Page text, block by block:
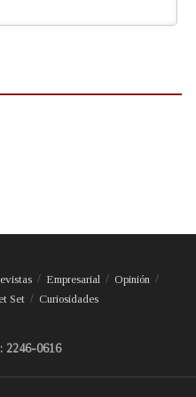
Empresarial
Opinión
Set Curiosidades
2246-0616